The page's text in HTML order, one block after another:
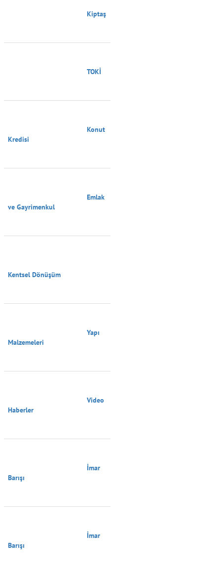
Kredisi
ve Gayrimenkul
Kentsel Dönüşüm
Malzemeleri
Haberler
Barışı
Barışı